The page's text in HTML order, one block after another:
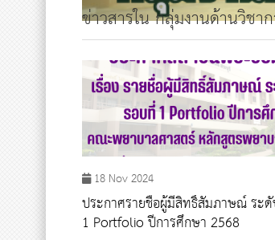
ข่าวสารใน กลุ่มงานด้านวิชา
18 Nov 2024
ประกาศรายชื่อผู้มีสิทธิ์สัมภาษณ์ ระ
1 Portfolio ปีการศึกษา 2568